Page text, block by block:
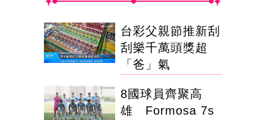
台彩父親節推新刮
刮樂千萬頭獎超
「爸」氣
8國球員齊聚高
雄 Formosa 7s